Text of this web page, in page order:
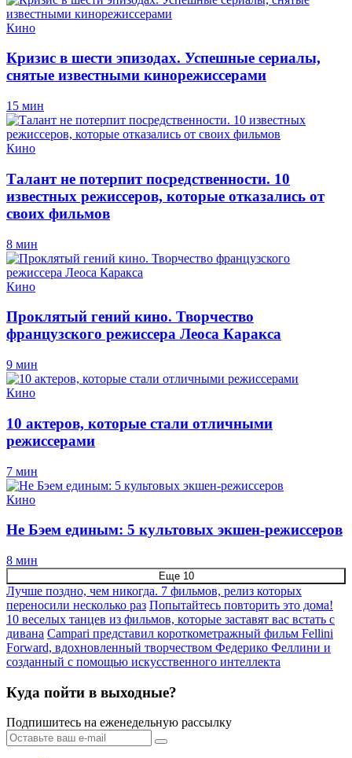
Кино
Кризис в шести эпизодах. Успешные сериалы,
снятые известными кинорежиссерами
15 мин
Кино
Талант не потерпит посредственности. 10
известных режиссеров, которые отказались от
своих фильмов
8 мин
Кино
Проклятый гений кино. Творчество
французского режиссера Леоса Каракса
9 мин
Кино
10 актеров, которые стали отличными
режиссерами
7 мин
Кино
Не Бэем единым: 5 культовых экшен-режиссеров
8 мин
Еще 10
Лучше поздно, чем никогда. 7 фильмов, релиз которых
переносили несколько раз Попытайтесь повторить это дома!
10 веселых танцев из фильмов, которые заставят вас встать с
дивана Campari представил короткометражный фильм Fellini
Forward, вдохновленный творчеством Федерико Феллини и
созданный с помощью искусственного интеллекта
Куда пойти в выходные?
Подпишитесь на еженедельную рассылку